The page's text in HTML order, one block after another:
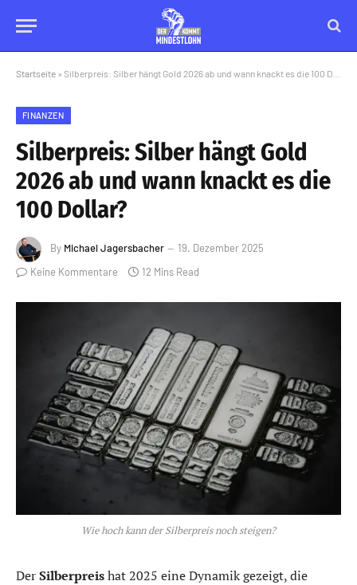
Startseite » Silberpreis: Silber hängt Gold 2026 ab und wann knackt es die 100 Dollar?
FINANZEN
Silberpreis: Silber hängt Gold
2026 ab und wann knackt es die
100 Dollar?
By Michael Jagersbacher
19. Dezember 2025
Keine Kommentare
12 Mins Read
Wie hoch kann der Silberpreis noch steigen?
DerSilberpreishat 2025 eine Dynamik gezeigt, die